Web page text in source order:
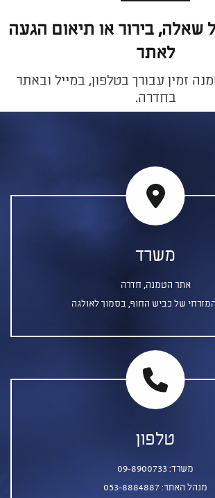
שאלה, בירור או תיאום הגעה
לאתר
זמין עבורך בטלפון, במייל ובאתר
בחדרה.
משרד
אתר הטמנה, חדרה
של כביש החוף, בסמוך לאולגה
טלפון
משרד:09-8900733
מנהל האתר:053-8884887